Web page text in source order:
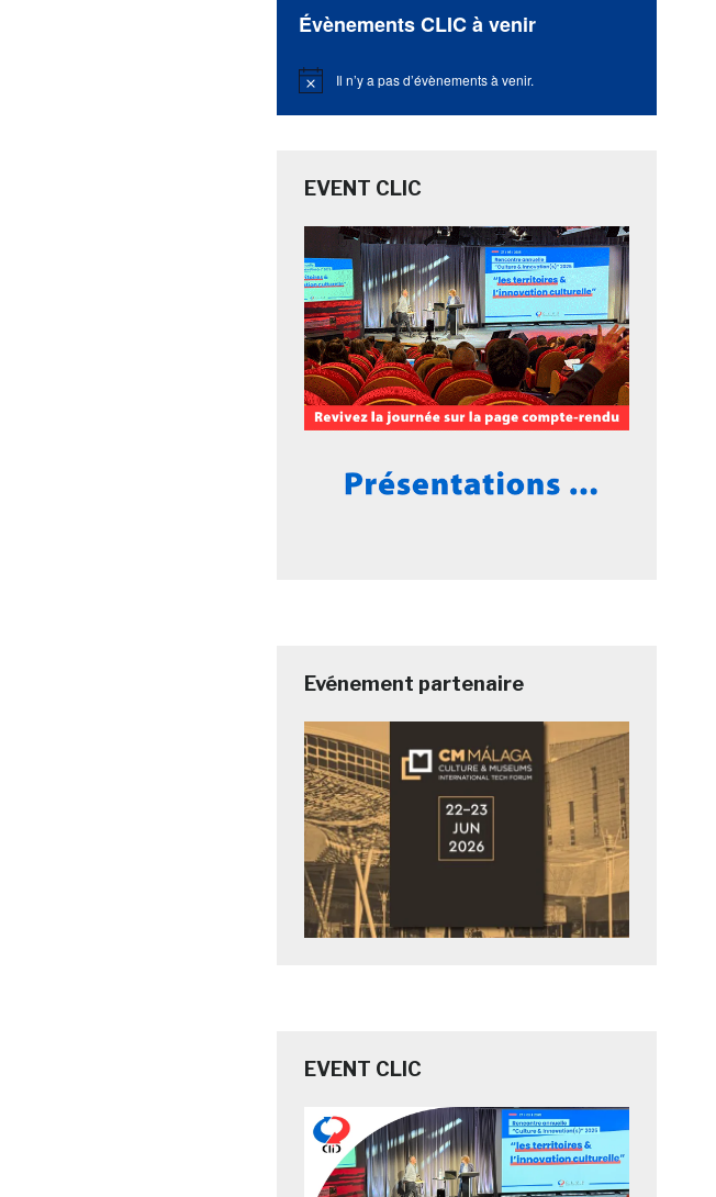
Évènements CLIC à venir
Notice Il n’y a pas d’évènements à venir.
EVENT CLIC
Evénement partenaire
EVENT CLIC